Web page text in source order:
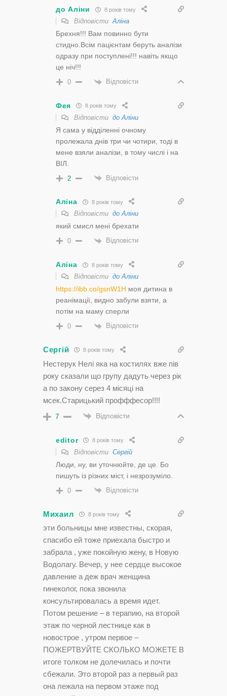
до Аліни 8 років тому
ВідповістиАліна
Брехня!!! Вам повинно бути
стидно.Всім пацієнтам беруть аналізи
одразу при поступлені!!! навіть якщо
це ніч!!!
0 Відповісти
Фея 8 років тому
Відповісти до Аліни
Я сама у відділенні очному
пролежала днів три чи чотири, тоді в
мене взяли аналізи, в тому числі і на
ВІЛ.
2 Відповісти
Аліна 8 років тому
Відповісти до Аліни
який смисл мені брехати
0 Відповісти
Аліна 8 років тому
Відповісти до Аліни
https://ibb.co/gsnW1H моя дитина в
реанімації, видно забули взяти, а
потім на маму сперли
0 Відповісти
Сергій 8 років тому
Нестерук Нелі яка на костилях вже пів
року сказали що групу дадуть через рік
а по закону серез 4 місяці на
мсек.Старицький профффесор!!!!
7 Відповісти
editor 8 років тому
Відповісти Сергій
Люди, ну, ви уточнюйте, де це. Бо
пишуть із різних міст, і незрозуміло.
0 Відповісти
Михаил 8 років тому
эти больницы мне известны, скорая,
спасибо ей тоже приехала быстро и
забрала , уже покойную жену, в Новую
Водолагу. Вечер, у нее сердце высокое
давление а деж врач женщина
гинеколог, пока звонила
консультировалась а время идет.
Потом решение – в терапию, на второй
этаж по черной лестнице как в
новострое , утром первое –
ПОЖЕРТВУЙТЕ СКОЛЬКО МОЖЕТЕ В
итоге толком не долечилась и почти
сбежали. Это второй раз а первый раз
она лежала на первом этаже под